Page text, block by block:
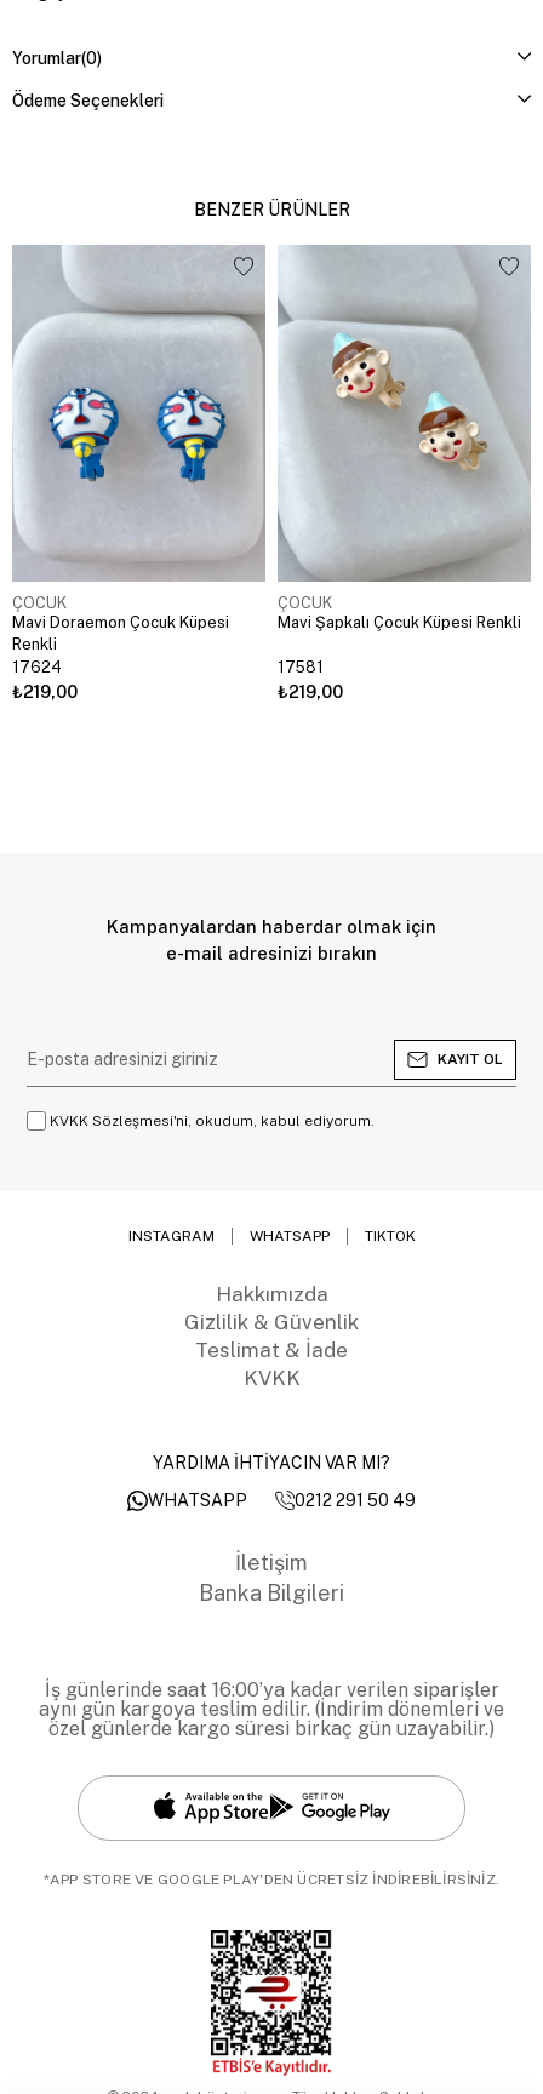
Yorumlar(0)
Ödeme Seçenekleri
BENZER ÜRÜNLER
ÇOCUK
Mavi Doraemon Çocuk Küpesi
Renkli
17624
₺219,00
ÇOCUK
Mavi Şapkalı Çocuk Küpesi Renkli
17581
₺219,00
Kampanyalardan haberdar olmak için
e-mail adresinizi bırakın
KAYIT OL
KVKK Sözleşmesi'ni, okudum, kabul ediyorum.
INSTAGRAM WHATSAPP TIKTOK
Hakkımızda
Gizlilik & Güvenlik
Teslimat & İade
KVKK
YARDIMA İHTİYACIN VAR MI?
WHATSAPP
0212 291 50 49
İletişim
Banka Bilgileri
İş günlerinde saat 16:00’ya kadar verilen siparişler
aynı gün kargoya teslim edilir. (İndirim dönemleri ve
özel günlerde kargo süresi birkaç gün uzayabilir.)
*APP STORE VE GOOGLE PLAY'DEN ÜCRETSİZ İNDİREBİLİRSİNİZ.